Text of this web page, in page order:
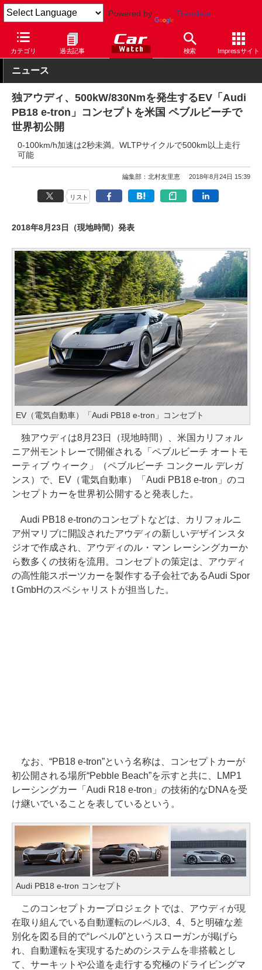
Powered by Translate
カテゴリ 過去記事 検索 Impressサイト
Car Watch 自動車 アウディ e-tron
ニュース
独アウディ、500kW/830Nmを発生するEV「Audi
PB18 e-tron」コンセプトを米国 ペブルビーチで
世界初公開
0-100km/h加速は2秒未満。WLTPサイクルで500km以上走行
可能
編集部：北村友里恵 2018年8月24日 15:39
リスト
2018年8月23日（現地時間）発表
EV（電気自動車）「Audi PB18 e-tron」コンセプト
独アウディは8月23日（現地時間）、米国カリフォル
ニア州モントレーで開催される「ペブルビーチ オートモ
ーティブ ウィーク」（ペブルビーチ コンクール デレガ
ンス）で、EV（電気自動車）「Audi PB18 e-tron」のコ
ンセプトカーを世界初公開すると発表した。
Audi PB18 e-tronのコンセプトなどは、カリフォルニ
ア州マリブに開設されたアウディの新しいデザインスタ
ジオで作成され、アウディのル・マン レーシングカーか
ら数多くの技術を流用。コンセプトの策定は、アウディ
の高性能スポーツカーを製作する子会社であるAudi Spor
t GmbHのスペシャリストが担当した。
なお、“PB18 e-tron”という名称は、コンセプトカーが
初公開される場所“Pebble Beach”を示すと共に、LMP1
レーシングカー「Audi R18 e-tron」の技術的なDNAを受
け継いでいることを表しているという。
Audi PB18 e-tron コンセプト
このコンセプトカープロジェクトでは、アウディが現
在取り組んでいる自動運転のレベル3、4、5と明確な差
別化を図る目的で“レベル0”というスローガンが掲げら
れ、自動運転を実現するためのシステムを非搭載とし
て、サーキットや公道を走行する究極のドライビングマ